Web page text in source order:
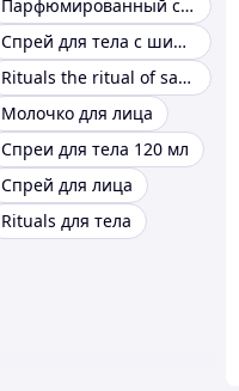
Парфюмированный спрей для волос
Спрей для тела с шиммером
Rituals the ritual of sakura
Молочко для лица
Спреи для тела 120 мл
Спрей для лица
Rituals для тела